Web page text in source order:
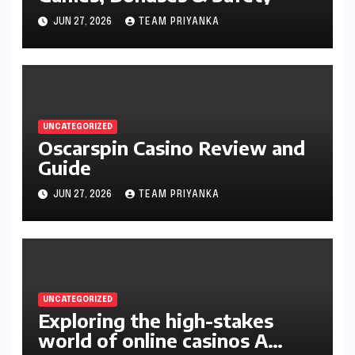
JUN 27, 2026 TEAM PRIYANKA
UNCATEGORIZED
Oscarspin Casino Review and
Guide
JUN 27, 2026 TEAM PRIYANKA
UNCATEGORIZED
Exploring the high-stakes
world of online casinos A